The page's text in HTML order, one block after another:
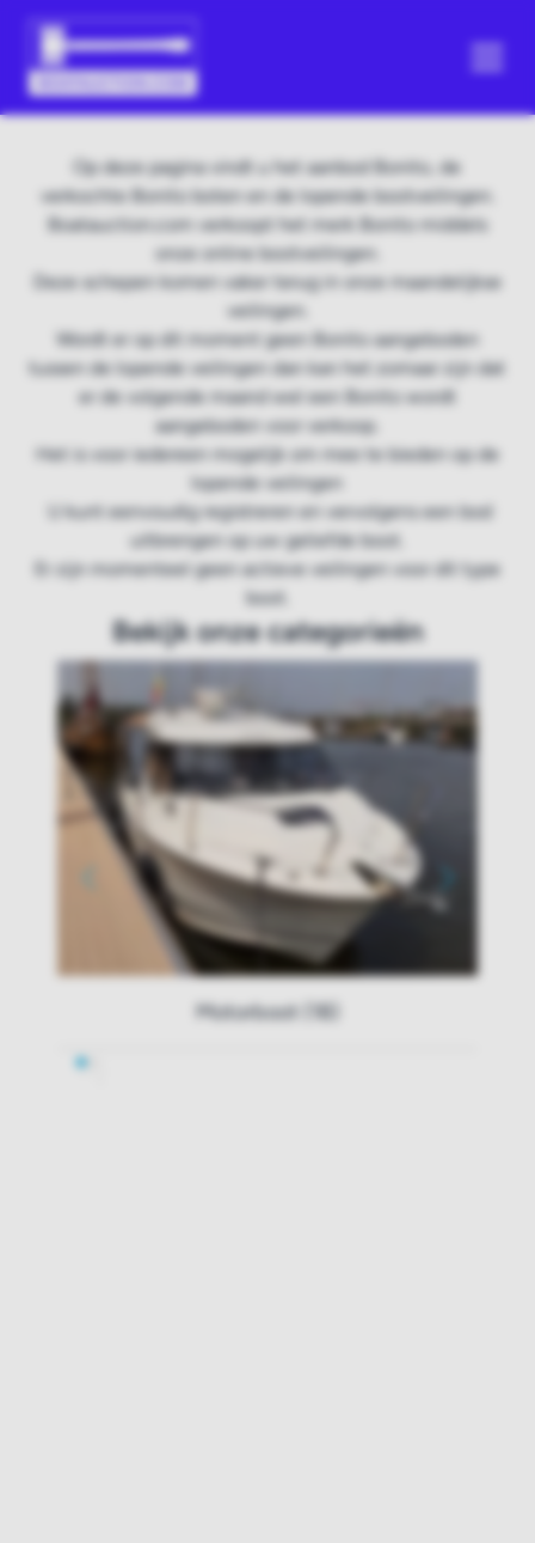
Op deze pagina vindt u het aanbod Bonito, de
verkochte Bonito boten en de lopende bootveilingen.
Boatauction.com verkoopt het merk Bonito middels
onze online bootveilingen.
Deze schepen komen vaker terug in onze maandelijkse
veilingen.
Wordt er op dit moment geen Bonito aangeboden
tussen de lopende veilingen dan kan het zomaar zijn dat
er de volgende maand wel een Bonito wordt
aangeboden voor verkoop.
Het is voor iedereen mogelijk om mee te bieden op de
lopende veilingen
U kunt eenvoudig registreren en vervolgens een bod
uitbrengen op uw geliefde boot.
Er zijn momenteel geen actieve veilingen voor dit type
boot.
Bekijk onze categorieën
Motorboot (18)